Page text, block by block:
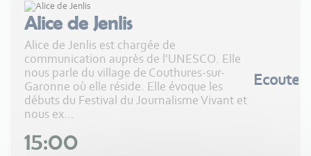
Alice de Jenlis
Alice de Jenlis est chargée de
communication auprès de l'UNESCO. Elle
nous parle du village de Couthures-sur-
Garonne où elle réside. Elle évoque les
débuts du Festival du Journalisme Vivant et
nous ex...
15:00
Ecouter